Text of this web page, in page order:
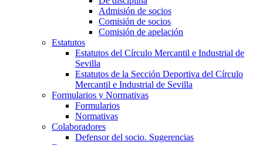
Admisión de socios
Comisión de socios
Comisión de apelación
Estatutos
Estatutos del Círculo Mercantil e Industrial de
Sevilla
Estatutos de la Sección Deportiva del Círculo
Mercantil e Industrial de Sevilla
Formularios y Normativas
Formularios
Normativas
Colaboradores
Defensor del socio. Sugerencias